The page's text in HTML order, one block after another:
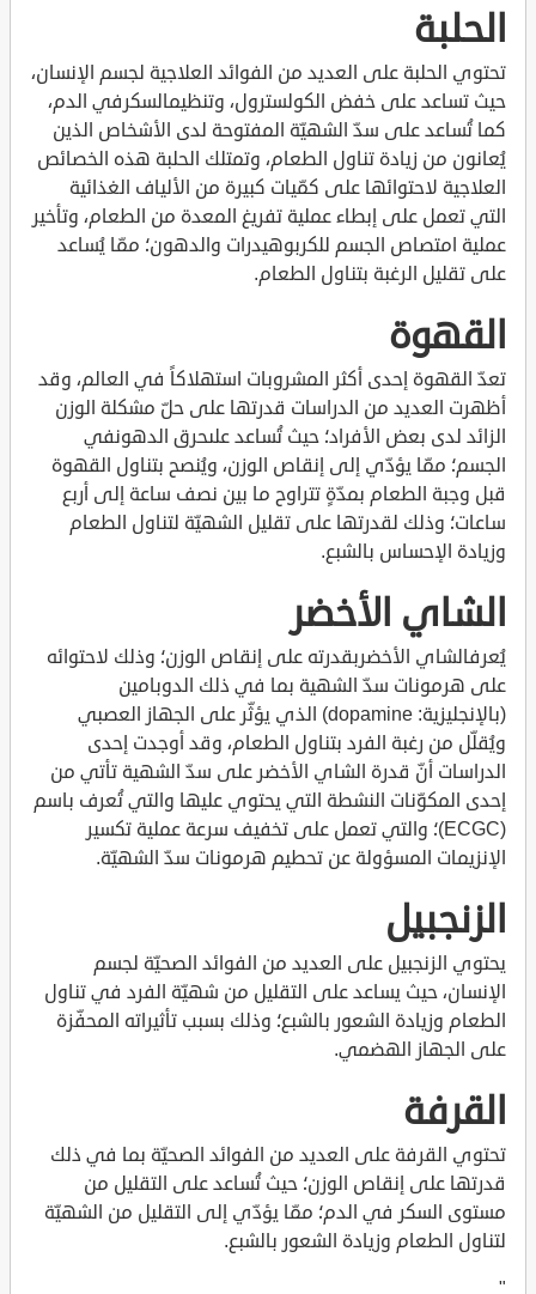
الحلبة
تحتوي الحلبة على العديد من الفوائد العلاجية لجسم الإنسان،
حيث تساعد على خفض الكولسترول، وتنظيمالسكرفي الدم،
كما تُساعد على سدّ الشهيّة المفتوحة لدى الأشخاص الذين
يُعانون من زيادة تناول الطعام، وتمتلك الحلبة هذه الخصائص
العلاجية لاحتوائها على كمّيات كبيرة من الألياف الغذائية
التي تعمل على إبطاء عملية تفريغ المعدة من الطعام، وتأخير
عملية امتصاص الجسم للكربوهيدرات والدهون؛ ممّا يُساعد
على تقليل الرغبة بتناول الطعام.
القهوة
تعدّ القهوة إحدى أكثر المشروبات استهلاكاً في العالم، وقد
أظهرت العديد من الدراسات قدرتها على حلّ مشكلة الوزن
الزائد لدى بعض الأفراد؛ حيث تُساعد علىحرق الدهونفي
الجسم؛ ممّا يؤدّي إلى إنقاص الوزن، ويُنصح بتناول القهوة
قبل وجبة الطعام بمدّةٍ تتراوح ما بين نصف ساعة إلى أربع
ساعات؛ وذلك لقدرتها على تقليل الشهيّة لتناول الطعام
وزيادة الإحساس بالشبع.
الشاي الأخضر
يُعرفالشاي الأخضربقدرته على إنقاص الوزن؛ وذلك لاحتوائه
على هرمونات سدّ الشهية بما في ذلك الدوبامين
(بالإنجليزية: dopamine) الذي يؤثّر على الجهاز العصبي
ويُقلّل من رغبة الفرد بتناول الطعام، وقد أوجدت إحدى
الدراسات أنّ قدرة الشاي الأخضر على سدّ الشهية تأتي من
إحدى المكوّنات النشطة التي يحتوي عليها والتي تُعرف باسم
(ECGC)؛ والتي تعمل على تخفيف سرعة عملية تكسير
الإنزيمات المسؤولة عن تحطيم هرمونات سدّ الشهيّة.
الزنجبيل
يحتوي الزنجبيل على العديد من الفوائد الصحيّة لجسم
الإنسان، حيث يساعد على التقليل من شهيّة الفرد في تناول
الطعام وزيادة الشعور بالشبع؛ وذلك بسبب تأثيراته المحفّزة
على الجهاز الهضمي.
القرفة
تحتوي القرفة على العديد من الفوائد الصحيّة بما في ذلك
قدرتها على إنقاص الوزن؛ حيث تُساعد على التقليل من
مستوى السكر في الدم؛ ممّا يؤدّي إلى التقليل من الشهيّة
لتناول الطعام وزيادة الشعور بالشبع.